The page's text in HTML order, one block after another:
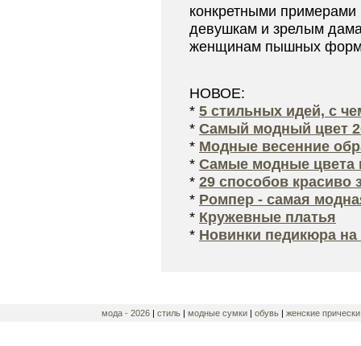
конкретными
девушкам и зрелым
женщинам пышных
НОВОЕ:
* 5 стильных идей, с
* Самый модный цвет
* Модные весенние
* Самые модные цвета
* 29 способов красиво
* Ромпер - самая
* Кружевные платья
* Новинки педикюра
мода - 2026 | стиль| модные сумки | обувь| женские